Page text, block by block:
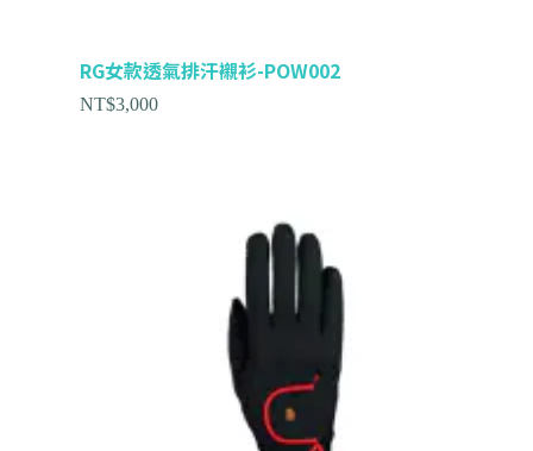
RG女款透氣排汗襯衫-POW002
NT$3,000